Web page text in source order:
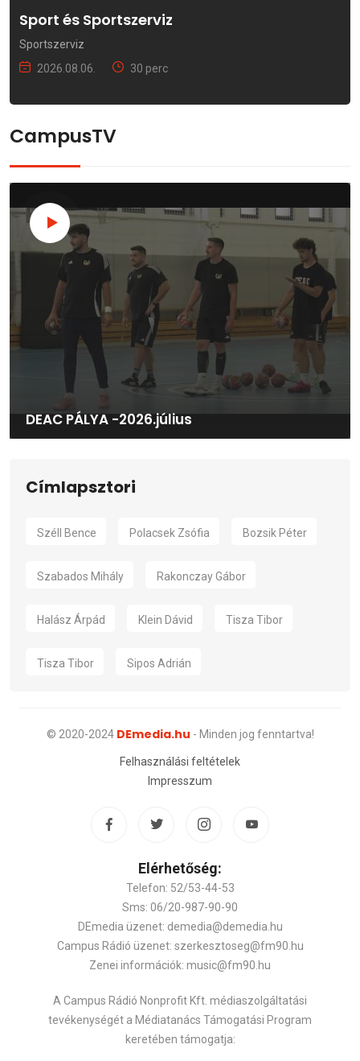
Sport és Sportszerviz
Sportszerviz
2026.08.06.
30 perc
CampusTV
DEAC PÁLYA -2026.július
Címlapsztori
Széll Bence Polacsek Zsófia Bozsik Péter
Szabados Mihály Rakonczay Gábor
Halász Árpád Klein Dávid Tisza Tibor
Tisza Tibor Sipos Adrián
© 2020-2024 DEmedia.hu - Minden jog fenntartva!
Felhasználási feltételek
Impresszum
Elérhetőség:
Telefon: 52/53-44-53
Sms: 06/20-987-90-90
DEmedia üzenet: demedia@demedia.hu
Campus Rádió üzenet: szerkesztoseg@fm90.hu
Zenei információk: music@fm90.hu
A Campus Rádió Nonprofit Kft. médiaszolgáltatási
tevékenységét a Médiatanács Támogatási Program
keretében támogatja: